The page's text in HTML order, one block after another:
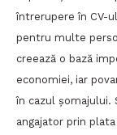
întrerupere în CV-
pentru multe
creează o bază
economiei, iar
în cazul șomajului.
angajator prin